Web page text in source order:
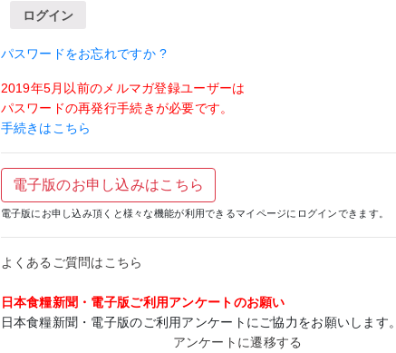
ログイン
パスワードをお忘れですか ?
2019年5月以前のメルマガ登録ユーザーは
パスワードの再発行手続きが必要です。
手続きはこちら
電子版のお申し込みはこちら
電子版にお申し込み頂くと様々な機能が利用できるマイページにログインできます。
よくあるご質問はこちら
日本食糧新聞・電子版ご利用アンケートのお願い
日本食糧新聞・電子版のご利用アンケートにご協力をお願いします。
アンケートに遷移する